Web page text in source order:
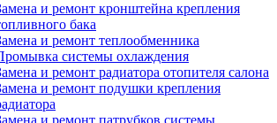
и ремонт кронштейна крепления
бака
и ремонт теплообменника
системы охлаждения
и ремонт радиатора отопителя салона
и ремонт подушки крепления
и ремонт патрубков системы